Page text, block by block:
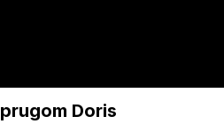
Doris